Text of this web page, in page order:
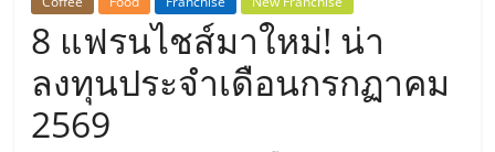
เอ
ส
8 แฟรนไชส์มาใหม่! น่า
ลงทุนประจำเดือนกรกฏาคม
2569